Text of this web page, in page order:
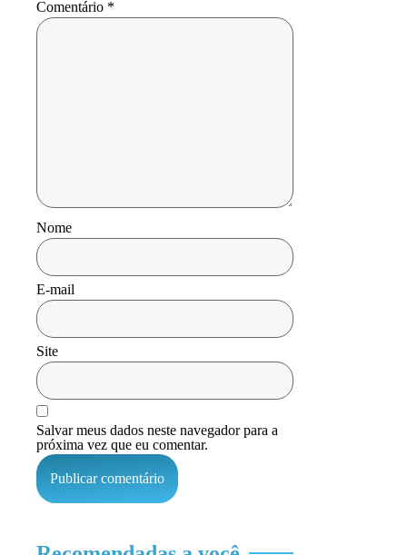
Comentário *
Nome
E-mail
Site
Salvar meus dados neste navegador para a
próxima vez que eu comentar.